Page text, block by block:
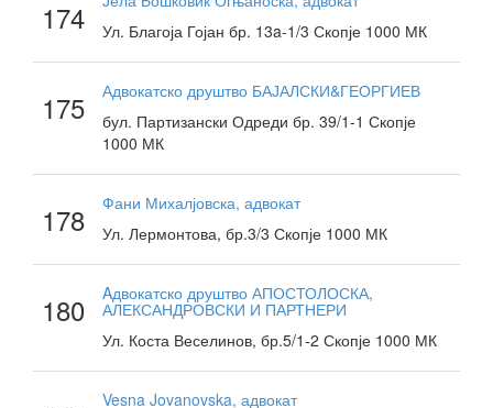
174
Ул. Благоја Гојан бр. 13a-1/3 Скопје 1000 МК
175
Адвокатско друштво БАЈАЛСКИ&ГЕОРГИЕВ
бул. Партизански Одреди бр. 39/1-1 Скопје
1000 МК
178
Фани Михалјовска, адвокат
Ул. Лермонтова, бр.3/3 Скопје 1000 МК
180 Aдвокатско друштво АПОСТОЛОСКА,
АЛЕКСАНДРОВСКИ И ПАРТНЕРИ
Ул. Коста Веселинов, бр.5/1-2 Скопје 1000 МК
Vesna Jovanovska, адвокат